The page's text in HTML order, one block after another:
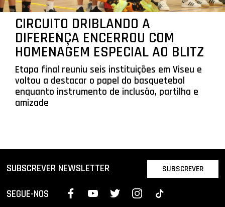
CIRCUITO DRIBLANDO A
DIFERENÇA ENCERROU COM
HOMENAGEM ESPECIAL AO BLITZ
Etapa final reuniu seis instituições em Viseu e
voltou a destacar o papel do basquetebol
enquanto instrumento de inclusão, partilha e
amizade
SUBSCREVER NEWSLETTER SUBSCREVER
SEGUE-NOS